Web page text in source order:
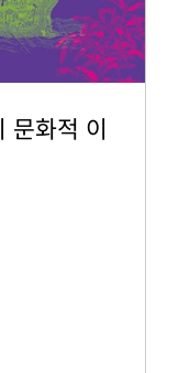
문화적 이